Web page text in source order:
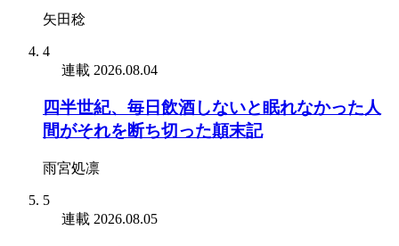
矢田稔
4
連載 2026.08.04
四半世紀、毎日飲酒しないと眠れなかった人
間がそれを断ち切った顛末記
雨宮処凛
5
連載 2026.08.05